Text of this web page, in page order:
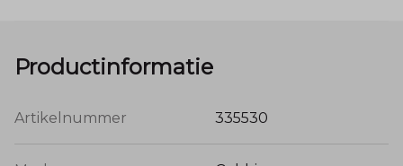
Productinformatie
Artikelnummer 335530